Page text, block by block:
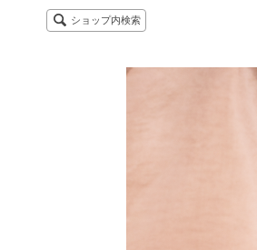
ショップ内検索